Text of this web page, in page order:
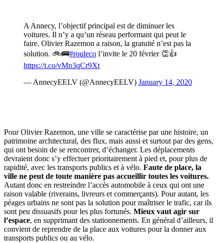
A Annecy, l’objectif principal est de diminuer les
voitures. Il n’y a qu’un réseau performant qui peut le
faire. Olivier Razemon a raison, la gratuité n’est pas la
solution. 🚲🚌#rouleco l’invite le 20 février 👏👍
https://t.co/vMn3qCr9Xt
— AnnecyEELV (@AnnecyEELV) January 14, 2020
Pour Olivier Razemon, une ville se caractérise par une histoire, un
patrimoine architectural, des flux, mais aussi et surtout par des gens,
qui ont besoin de se rencontrer, d’échanger. Les déplacements
devraient donc s’y effectuer prioritairement à pied et, pour plus de
rapidité, avec les transports publics et à vélo. Faute de place, la
ville ne peut de toute manière pas accueillir toutes les voitures.
Autant donc en restreindre l’accès automobile à ceux qui ont une
raison valable (riverains, livreurs et commerçants). Pour autant, les
péages urbains ne sont pas la solution pour maîtriser le trafic, car ils
sont peu dissuasifs pour les plus fortunés. Mieux vaut agir sur
l’espace, en supprimant des stationnements. En général d’ailleurs, il
convient de reprendre de la place aux voitures pour la donner aux
transports publics ou au vélo.